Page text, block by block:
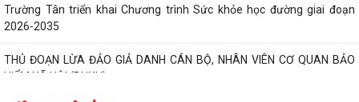
Đảng ủy xã Trường Tân triển khai thực hiện Nghị quyết số 11-NQ/TU về
thúc đẩy tăng trưởng kinh tế
Trường Tân triển khai Chương trình Sức khỏe học đường giai đoạn
2026-2035